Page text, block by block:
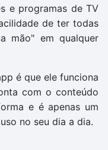
e programas de TV
de ter todas
mão" em qualquer
é que ele funciona
com o conteúdo
e é apenas um
no seu dia a dia.